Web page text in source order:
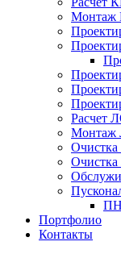
Монтаж
Расчет
Монтаж
Очистка
Портфолио
Контакты